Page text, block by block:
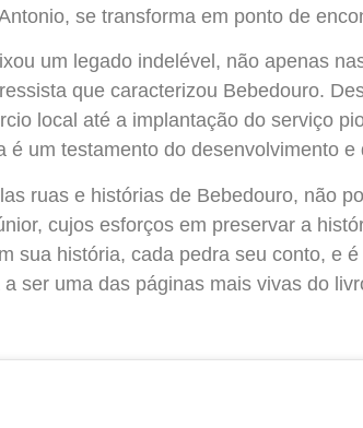
se transforma em ponto de
um legado indelével, não apenas
que caracterizou Bebedouro.
local até a implantação do serviço
é um testamento do desenvolvimento
ruas e histórias de Bebedouro, não
cujos esforços em preservar a
sua história, cada pedra seu conto, e
ser uma das páginas mais vivas do